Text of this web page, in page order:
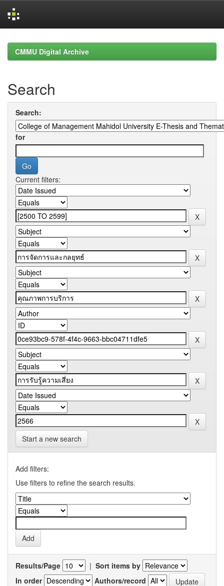
navigationCMMU Digital Archive
Search
Search:
for
Current filters:
Start a new search
Add filters:
Use filters to refine the search results.
Results/Page | Sort items by
In order
Authors/record